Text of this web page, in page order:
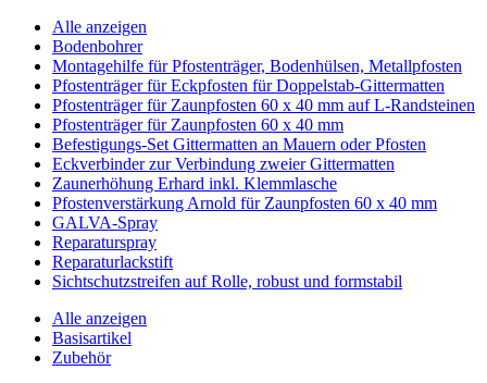
Alle anzeigen
Bodenbohrer
Montagehilfe für Pfostenträger, Bodenhülsen, Metallpfosten
Pfostenträger für Eckpfosten für Doppelstab-Gittermatten
Pfostenträger für Zaunpfosten 60 x 40 mm auf L-Randsteinen
Pfostenträger für Zaunpfosten 60 x 40 mm
Befestigungs-Set Gittermatten an Mauern oder Pfosten
Eckverbinder zur Verbindung zweier Gittermatten
Zaunerhöhung Erhard inkl. Klemmlasche
Pfostenverstärkung Arnold für Zaunpfosten 60 x 40 mm
GALVA-Spray
Reparaturspray
Reparaturlackstift
Sichtschutzstreifen auf Rolle, robust und formstabil
Alle anzeigen
Basisartikel
Zubehör